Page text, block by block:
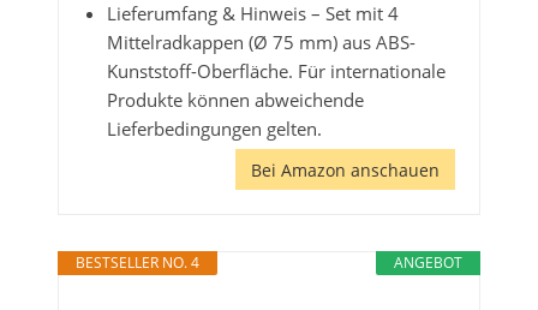
Lieferumfang & Hinweis – Set mit 4
Mittelradkappen (Ø 75 mm) aus ABS-
Kunststoff-Oberfläche. Für internationale
Produkte können abweichende
Lieferbedingungen gelten.
Bei Amazon anschauen
ANGEBOT
BESTSELLER NO. 4